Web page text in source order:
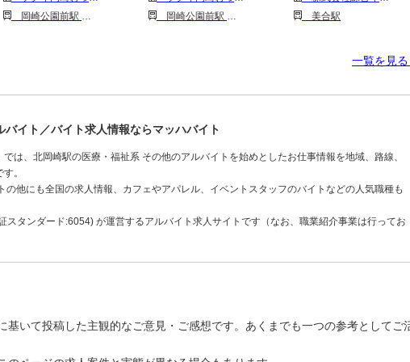
岡崎公園前駅 中岡崎駅 六名駅
岡崎公園前駅 中岡崎駅 六名駅
美合駅
一覧を見る
イト／バイト求人情報ならマッハバイト
は、北岡崎駅の医療・福祉系 その他のアルバイトを始めとしたお仕事情報を地域、路線、
。
他にも全国の求人情報、カフェやアパレル、イベントスタッフのバイトなどの人気職種も
スタンダード:6054) が運営するアルバイト求人サイトです（なお、職業紹介事業は行ってお
いて投稿した主観的なご意見・ご感想です。あくまでも一つの参考としてご